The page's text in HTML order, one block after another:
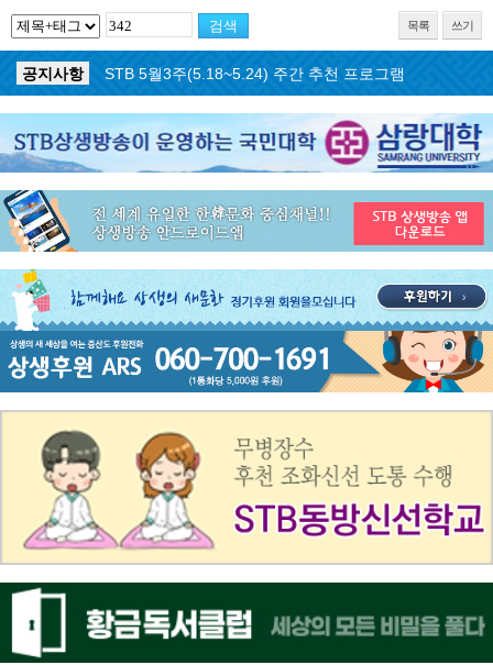
목록 쓰기
공지사항 ON AIR 서비스 장애 복구 안내
공지사항
STB 5월4주(5.25~5.31) 주간 추천 프로그램
공지사항
STB 5월3주(5.18~5.24) 주간 추천 프로그램
공지사항
STB 4월마지막주(4.27~5.3) 주간 추천 프로그램
STB 4월4주(4.20~4.26) 주간 추천 프로그램
공지사항
STB 4월2주(4.6~4.12) 주간 추천 프로그램
공지사항
STB 4월1주(3.30~4.5) 주간 추천 프로그램
공지사항
STB 3월4주(3.23~3.29) 주간 추천 프로그램